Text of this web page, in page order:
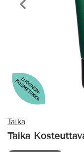
Edellinen tuote
Taika
Taika